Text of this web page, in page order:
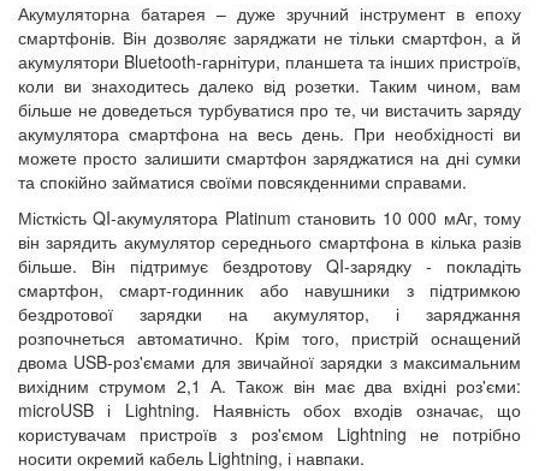
Акумуляторна батарея – дуже зручний інструмент в епоху
смартфонів. Він дозволяє заряджати не тільки смартфон, а й
акумулятори Bluetooth-гарнітури, планшета та інших пристроїв,
коли ви знаходитесь далеко від розетки. Таким чином, вам
більше не доведеться турбуватися про те, чи вистачить заряду
акумулятора смартфона на весь день. При необхідності ви
можете просто залишити смартфон заряджатися на дні сумки
та спокійно займатися своїми повсякденними справами.
Місткість QI-акумулятора Platinum становить 10 000 мАг, тому
він зарядить акумулятор середнього смартфона в кілька разів
більше. Він підтримує бездротову QI-зарядку - покладіть
смартфон, смарт-годинник або навушники з підтримкою
бездротової зарядки на акумулятор, і заряджання
розпочнеться автоматично. Крім того, пристрій оснащений
двома USB-роз'ємами для звичайної зарядки з максимальним
вихідним струмом 2,1 А. Також він має два вхідні роз'єми:
microUSB і Lightning. Наявність обох входів означає, що
користувачам пристроїв з роз'ємом Lightning не потрібно
носити окремий кабель Lightning, і навпаки.